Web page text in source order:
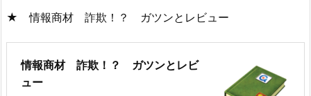
★ 情報商材 詐欺！？ ガツンとレビュー
情報商材 詐欺！？ ガツンとレビ
ュー